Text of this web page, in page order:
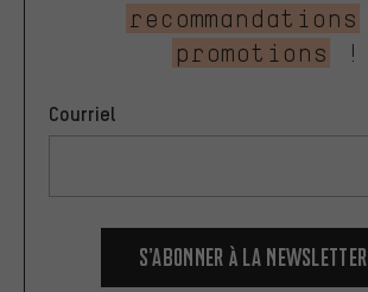
recommandations
promotions
!
Courriel
S’abonner à la newsletter